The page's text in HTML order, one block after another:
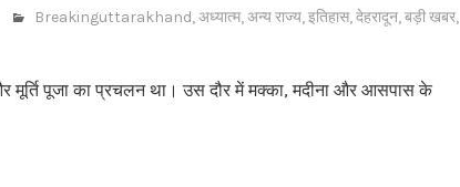
Breakinguttarakhand,अध्यात्म,अन्य राज्य,इतिहास,देहरादून,बड़ी खबर,
पूजा का प्रचलन था। उस दौर में मक्का, मदीना और आसपास के